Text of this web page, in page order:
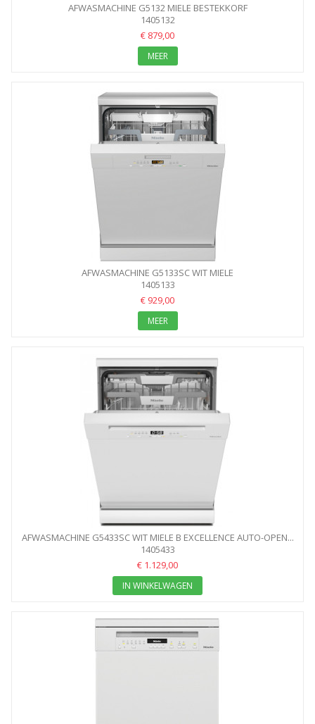
AFWASMACHINE G5132 MIELE BESTEKKORF
1405132
€ 879,00
MEER
AFWASMACHINE G5133SC WIT MIELE
1405133
€ 929,00
MEER
AFWASMACHINE G5433SC WIT MIELE B EXCELLENCE AUTO-OPEN...
1405433
€ 1.129,00
IN WINKELWAGEN